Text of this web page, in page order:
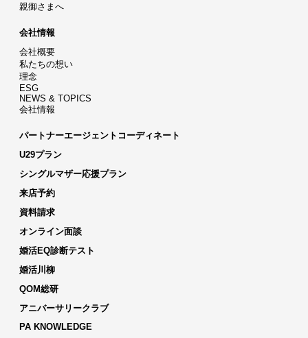
親御さまへ
会社情報
会社概要
私たちの想い
理念
ESG
NEWS & TOPICS
会社情報
パートナーエージェントコーディネート
U29プラン
シングルマザー応援プラン
来店予約
資料請求
オンライン面談
婚活EQ診断テスト
婚活川柳
QOM総研
アニバーサリークラブ
PA KNOWLEDGE